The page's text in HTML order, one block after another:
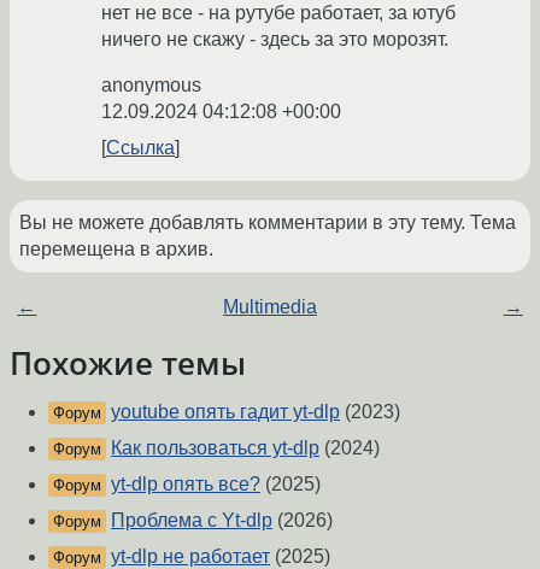
нет не все - на рутубе работает, за ютуб
ничего не скажу - здесь за это морозят.
anonymous
12.09.2024 04:12:08 +00:00
Ссылка
Вы не можете добавлять комментарии в эту тему. Тема
перемещена в архив.
← Multimedia →
Похожие темы
Форум youtube опять гадит yt-dlp (2023)
Форум Как пользоваться yt-dlp (2024)
Форум yt-dlp опять все? (2025)
Форум Проблема с Yt-dlp (2026)
Форум yt-dlp не работает (2025)